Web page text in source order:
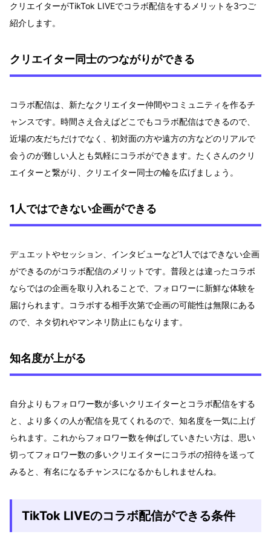
クリエイターがTikTok LIVEでコラボ配信をするメリットを3つご
紹介します。
クリエイター同士のつながりができる
コラボ配信は、新たなクリエイター仲間やコミュニティを作るチ
ャンスです。時間さえ合えばどこでもコラボ配信はできるので、
近場の友だちだけでなく、初対面の方や遠方の方などのリアルで
会うのが難しい人とも気軽にコラボができます。たくさんのクリ
エイターと繋がり、クリエイター同士の輪を広げましょう。
1人ではできない企画ができる
デュエットやセッション、インタビューなど1人ではできない企画
ができるのがコラボ配信のメリットです。普段とは違ったコラボ
ならではの企画を取り入れることで、フォロワーに新鮮な体験を
届けられます。コラボする相手次第で企画の可能性は無限にある
ので、ネタ切れやマンネリ防止にもなります。
知名度が上がる
自分よりもフォロワー数が多いクリエイターとコラボ配信をする
と、より多くの人が配信を見てくれるので、知名度を一気に上げ
られます。これからフォロワー数を伸ばしていきたい方は、思い
切ってフォロワー数の多いクリエイターにコラボの招待を送って
みると、有名になるチャンスになるかもしれませんね。
TikTok LIVEのコラボ配信ができる条件